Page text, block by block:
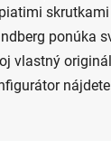
ponúka
vlastný